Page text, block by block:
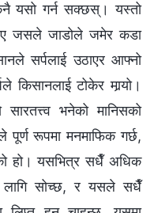
यसो गर्न सक्छस्। यस्तो
जसले जाडोले जमेर कडा
सर्पलाई उठाएर आफ्नो
किसानलाई टोकेर मार्‍यो।
भनेको मानिसको
पूर्ण रूपमा मनमाफिक गर्छ,
हो। यसभित्र सधैँ अधिक
सोच्छ, र यसले सधैँ